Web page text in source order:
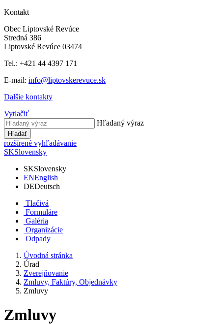
Kontakt
Obec Liptovské Revúce
Stredná 386
Liptovské Revúce 03474
Tel.: +421 44 4397 171
E-mail: info@liptovskerevuce.sk
Dalšie kontakty
Vytlačiť
Hľadaný výraz
Hľadať
rozšírené vyhľadávanie
SKSlovensky
SKSlovensky
ENEnglish
DEDeutsch
Tlačivá
Formuláre
Galéria
Organizácie
Odpady
Úvodná stránka
Úrad
Zverejňovanie
Zmluvy, Faktúry, Objednávky
Zmluvy
Zmluvy